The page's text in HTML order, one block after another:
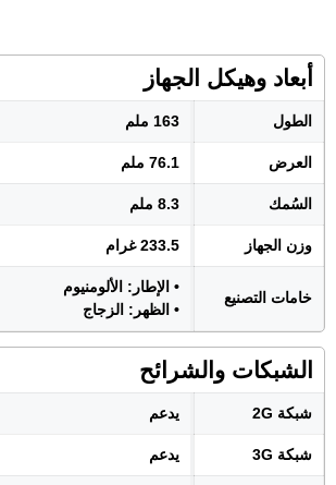
أبعاد وهيكل الجهاز
الطول 163 ملم
العرض 76.1 ملم
السُمك 8.3 ملم
وزن الجهاز 233.5 غرام
خامات التصنيع
• الإطار: الألومنيوم
• الظهر: الزجاج
الشبكات والشرائح
شبكة 2G يدعم
شبكة 3G يدعم